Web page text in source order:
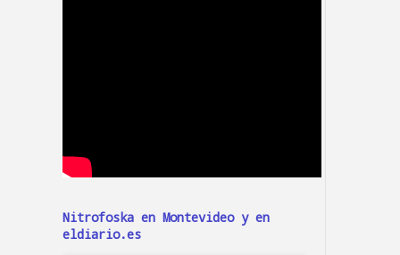
Nitrofoska en Montevideo y en
eldiario.es